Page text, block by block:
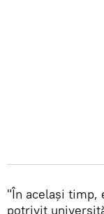
"În același timp,
potrivit